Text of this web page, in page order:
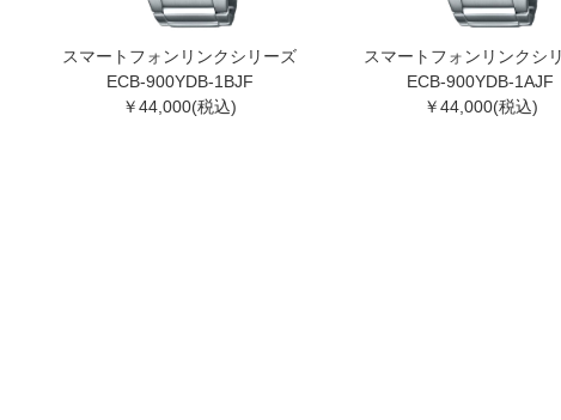
スマートフォンリンクシリーズ
ECB-900YDB-1BJF
￥44,000(税込)
スマートフォンリンクシ
ECB-900YDB-1AJF
￥44,000(税込)